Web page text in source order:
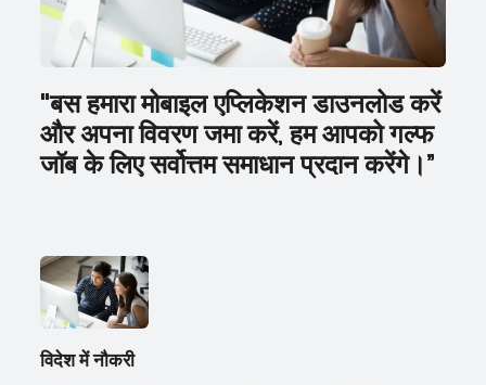
"बस हमारा मोबाइल एप्लिकेशन डाउनलोड करें
और अपना विवरण जमा करें, हम आपको गल्फ
जॉब के लिए सर्वोत्तम समाधान प्रदान करेंगे।”
विदेश में नौकरी